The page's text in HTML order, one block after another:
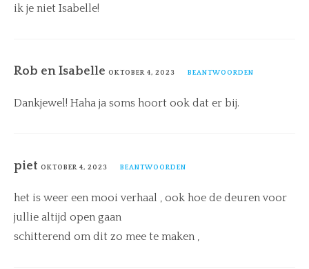
ik je niet Isabelle!
Rob en Isabelle OKTOBER 4, 2023 BEANTWOORDEN
Dankjewel! Haha ja soms hoort ook dat er bij.
piet OKTOBER 4, 2023 BEANTWOORDEN
het is weer een mooi verhaal , ook hoe de deuren voor
jullie altijd open gaan
schitterend om dit zo mee te maken ,